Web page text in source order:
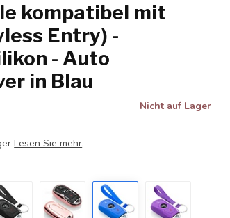
kompatibel mit
Entry) -
- Auto
in Blau
Nicht auf Lager
Lesen Sie mehr.